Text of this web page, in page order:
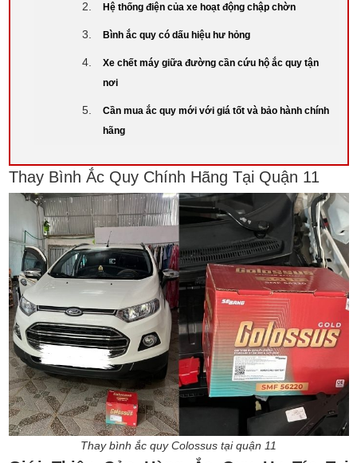
Hệ thống điện của xe hoạt động chập chờn
Bình ắc quy có dấu hiệu hư hỏng
Xe chết máy giữa đường cần cứu hộ ắc quy tận
nơi
Cần mua ắc quy mới với giá tốt và bảo hành chính
hãng
Thay Bình Ắc Quy Chính Hãng Tại Quận 11
Thay bình ắc quy Colossus tại quận 11